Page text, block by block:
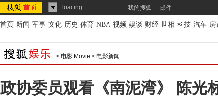
loading... 我的搜狐 邮件
首页-新闻-军事-文化-历史-体育-NBA-视频-娱谈-财经-世相-科技-汽车-房
> 电影 Movie > 电影新闻
政协委员观看《南泥湾》 陈光